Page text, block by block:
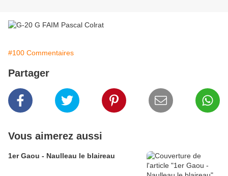
#100 Commentaires
Partager
Vous aimerez aussi
1er Gaou - Naulleau le blaireau